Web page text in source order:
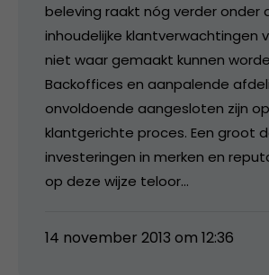
beleving raakt nóg verder onder
inhoudelijke klantverwachtingen
niet waar gemaakt kunnen
Backoffices en aanpalende
onvoldoende aangesloten zijn
klantgerichte proces. Een groot
investeringen in merken en
op deze wijze teloor…
14 november 2013 om 12:36